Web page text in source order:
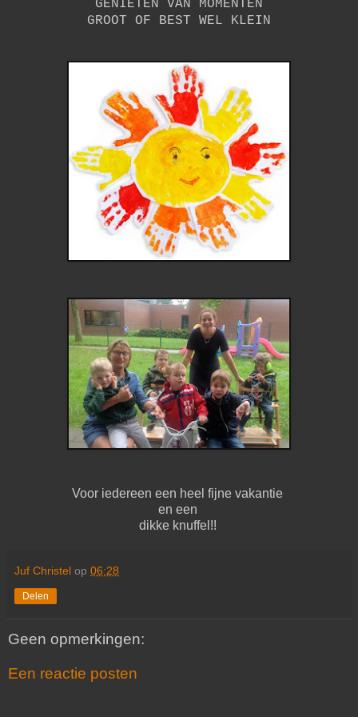
GENIETEN VAN MOMENTEN
GROOT OF BEST WEL KLEIN
Voor iedereen een heel fijne vakantie
en een
dikke knuffel!!
Juf Christel op 06:28
Delen
Geen opmerkingen:
Een reactie posten